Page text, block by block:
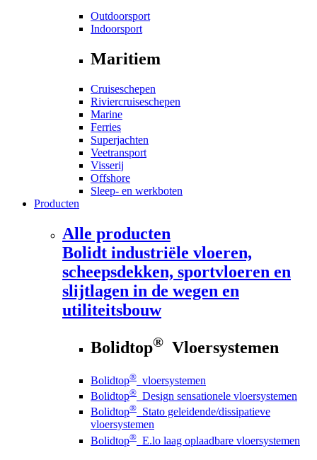
Outdoorsport
Indoorsport
Maritiem
Cruiseschepen
Riviercruiseschepen
Marine
Ferries
Superjachten
Veetransport
Visserij
Offshore
Sleep- en werkboten
Producten
Alle producten
Bolidt industriële vloeren,
scheepsdekken, sportvloeren en
slijtlagen in de wegen en
utiliteitsbouw
Bolidtop® Vloersystemen
Bolidtop® vloersystemen
Bolidtop® Design sensationele vloersystemen
Bolidtop® Stato geleidende/dissipatieve
vloersystemen
Bolidtop® E.lo laag oplaadbare vloersystemen